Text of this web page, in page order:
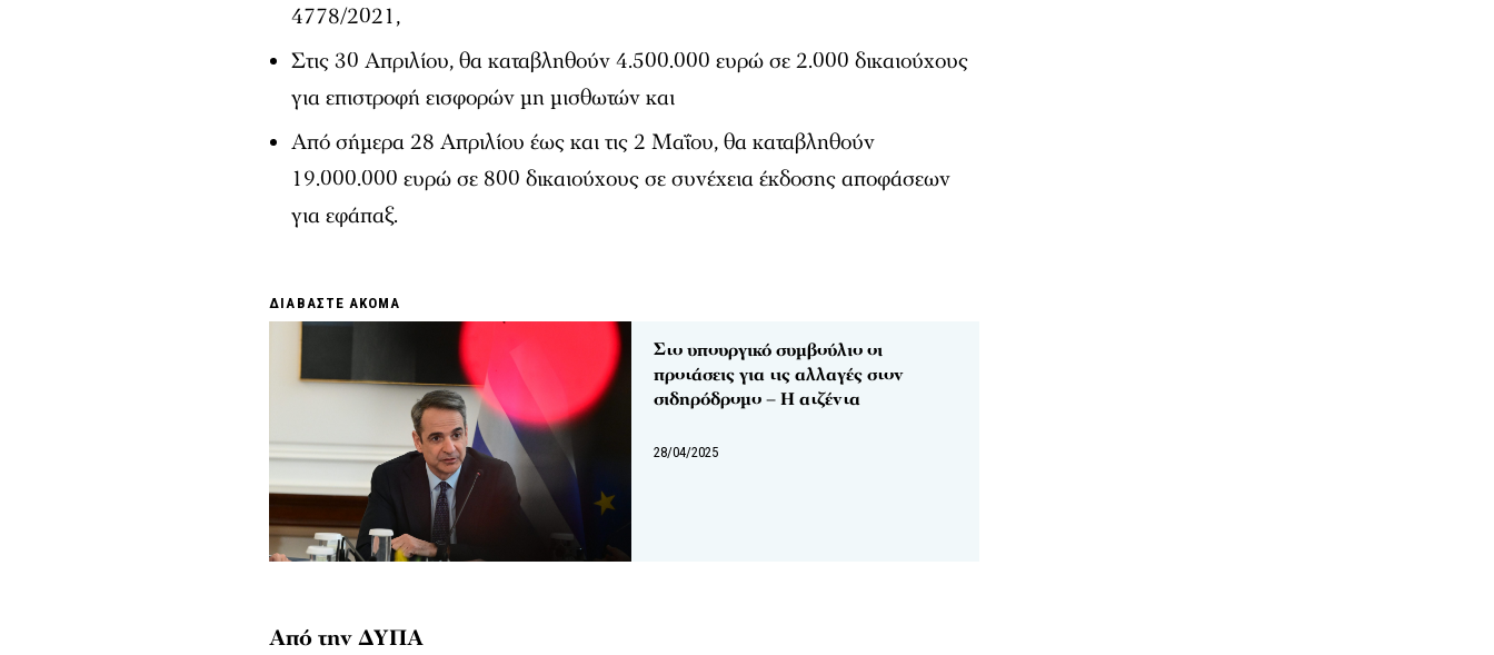
4778/2021,
Στις 30 Απριλίου, θα καταβληθούν 4.500.000 ευρώ σε 2.000 δικαιούχους
για επιστροφή εισφορών μη μισθωτών και
Από σήμερα 28 Απριλίου έως και τις 2 Μαΐου, θα καταβληθούν
19.000.000 ευρώ σε 800 δικαιούχους σε συνέχεια έκδοσης αποφάσεων
για εφάπαξ.
ΔΙΑΒΑΣΤΕ ΑΚΟΜΑ
Στο υπουργικό συμβούλιο οι
προτάσεις για τις αλλαγές στον
σιδηρόδρομο – Η ατζέντα
28/04/2025
Από την ΔΥΠΑ